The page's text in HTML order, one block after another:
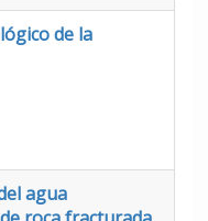
de la
agua